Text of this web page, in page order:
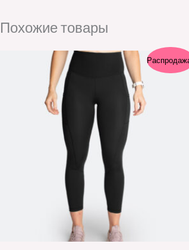
Похожие товары
Первоначальная
составляла
64.90€.
Текущая
цена:
55.90€.